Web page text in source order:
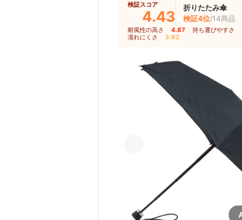
検証スコア
4.43
折りたたみ傘
検証4位/14商品
耐風性の高さ 4.87 持ち運びやすさ
濡れにくさ 3.92